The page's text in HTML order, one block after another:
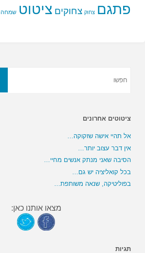
פתגם צחוק צחוקים ציטוט שמחה
ציטוטים אחרונים
אל תהיי אישה שזקוקה…
אין דבר עצוב יותר…
הסיבה שאני מנתק אנשים מחיי…
בכל קואליציה יש גם…
בפוליטיקה, שנאה משותפת…
מצאו אותנו כאן:
תגיות